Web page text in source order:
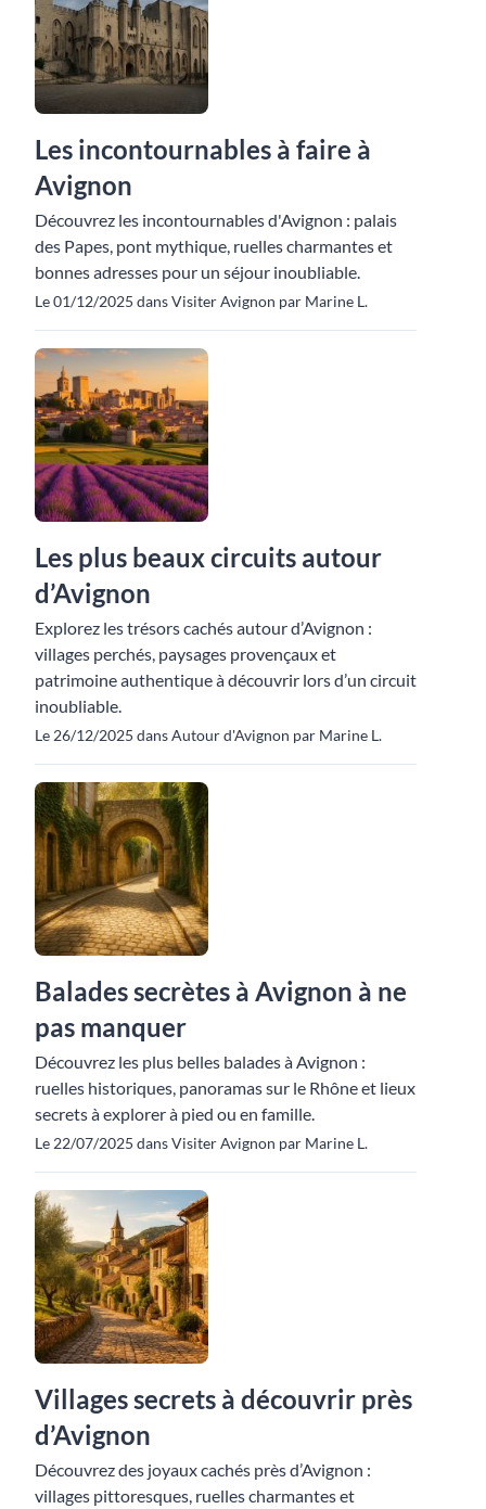
Les incontournables à faire à
Avignon
Découvrez les incontournables d'Avignon : palais
des Papes, pont mythique, ruelles charmantes et
bonnes adresses pour un séjour inoubliable.
Le 01/12/2025 dans Visiter Avignon par Marine L.
Les plus beaux circuits autour
d’Avignon
Explorez les trésors cachés autour d’Avignon :
villages perchés, paysages provençaux et
patrimoine authentique à découvrir lors d’un circuit
inoubliable.
Le 26/12/2025 dans Autour d'Avignon par Marine L.
Balades secrètes à Avignon à ne
pas manquer
Découvrez les plus belles balades à Avignon :
ruelles historiques, panoramas sur le Rhône et lieux
secrets à explorer à pied ou en famille.
Le 22/07/2025 dans Visiter Avignon par Marine L.
Villages secrets à découvrir près
d’Avignon
Découvrez des joyaux cachés près d’Avignon :
villages pittoresques, ruelles charmantes et